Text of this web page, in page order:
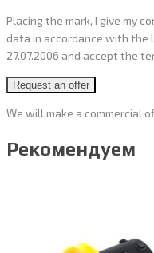
Placing the mark, I give my
data in accordance with the
27.07.2006 and accept the
We will make a commercial
Рекомендуем